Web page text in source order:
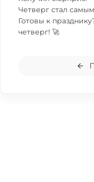
Четверг стал
Готовы к
четверг! 🚀